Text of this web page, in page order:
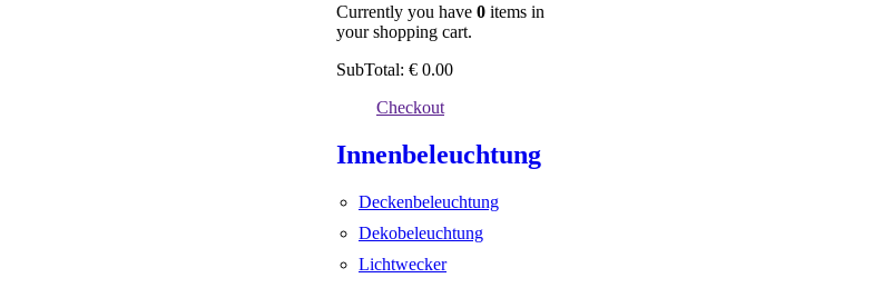
Currently you have 0 items in
your shopping cart.
SubTotal: € 0.00
Checkout
Innenbeleuchtung
Deckenbeleuchtung
Dekobeleuchtung
Lichtwecker